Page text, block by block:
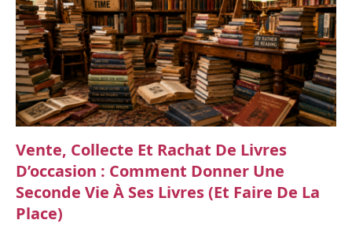
Vente, Collecte Et Rachat De Livres
D’occasion : Comment Donner Une
Seconde Vie À Ses Livres (et Faire De La
Place)